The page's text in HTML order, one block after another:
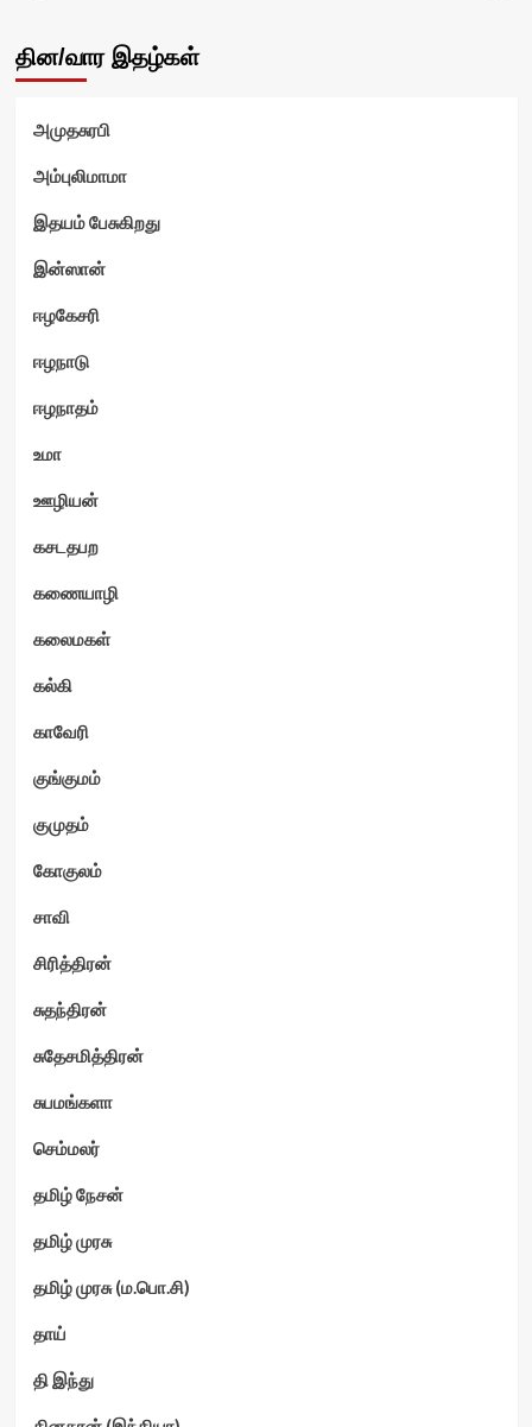
தின/வார இதழ்கள்
அமுதசுரபி
அம்புலிமாமா
இதயம் பேசுகிறது
இன்ஸான்
ஈழகேசரி
ஈழநாடு
ஈழநாதம்
உமா
ஊழியன்
கசடதபற
கணையாழி
கலைமகள்
கல்கி
காவேரி
குங்குமம்
குமுதம்
கோகுலம்
சாவி
சிரித்திரன்
சுதந்திரன்
சுதேசமித்திரன்
சுபமங்களா
செம்மலர்
தமிழ் நேசன்
தமிழ் முரசு
தமிழ் முரசு (ம.பொ.சி)
தாய்
தி இந்து